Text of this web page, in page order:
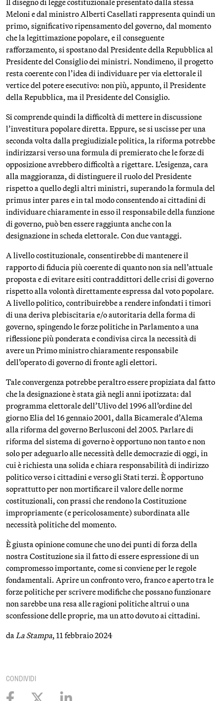
Il disegno di legge costituzionale presentato dalla stessa
Meloni e dal ministro Alberti Casellati rappresenta quindi un
primo, significativo ripensamento del governo, dal momento
che la legittimazione popolare, e il conseguente
rafforzamento, si spostano dal Presidente della Repubblica al
Presidente del Consiglio dei ministri. Nondimeno, il progetto
resta coerente con l’idea di individuare per via elettorale il
vertice del potere esecutivo: non più, appunto, il Presidente
della Repubblica, ma il Presidente del Consiglio.
Si comprende quindi la difficoltà di mettere in discussione
l’investitura popolare diretta. Eppure, se si uscisse per una
seconda volta dalla pregiudiziale politica, la riforma potrebbe
indirizzarsi verso una formula di premierato che le forze di
opposizione avrebbero difficoltà a rigettare. L’esigenza, cara
alla maggioranza, di distinguere il ruolo del Presidente
rispetto a quello degli altri ministri, superando la formula del
primus inter pares e in tal modo consentendo ai cittadini di
individuare chiaramente in esso il responsabile della funzione
di governo, può ben essere raggiunta anche con la
designazione in scheda elettorale. Con due vantaggi.
A livello costituzionale, consentirebbe di mantenere il
rapporto di fiducia più coerente di quanto non sia nell’attuale
proposta e di evitare esiti contraddittori delle crisi di governo
rispetto alla volontà direttamente espressa dal voto popolare.
A livello politico, contribuirebbe a rendere infondati i timori
di una deriva plebiscitaria e/o autoritaria della forma di
governo, spingendo le forze politiche in Parlamento a una
riflessione più ponderata e condivisa circa la necessità di
avere un Primo ministro chiaramente responsabile
dell’operato di governo di fronte agli elettori.
Tale convergenza potrebbe peraltro essere propiziata dal fatto
che la designazione è stata già negli anni ipotizzata: dal
programma elettorale dell’Ulivo del 1996 all’ordine del
giorno Elia del 16 gennaio 2001, dalla Bicamerale d’Alema
alla riforma del governo Berlusconi del 2005. Parlare di
riforma del sistema di governo è opportuno non tanto e non
solo per adeguarlo alle necessità delle democrazie di oggi, in
cui è richiesta una solida e chiara responsabilità di indirizzo
politico verso i cittadini e verso gli Stati terzi. È opportuno
soprattutto per non mortificare il valore delle norme
costituzionali, con prassi che rendono la Costituzione
impropriamente (e pericolosamente) subordinata alle
necessità politiche del momento.
È giusta opinione comune che uno dei punti di forza della
nostra Costituzione sia il fatto di essere espressione di un
compromesso importante, come si conviene per le regole
fondamentali. Aprire un confronto vero, franco e aperto tra le
forze politiche per scrivere modifiche che possano funzionare
non sarebbe una resa alle ragioni politiche altrui o una
sconfessione delle proprie, ma un atto dovuto ai cittadini.
daLa Stampa, 11 febbraio 2024
CONDIVIDI